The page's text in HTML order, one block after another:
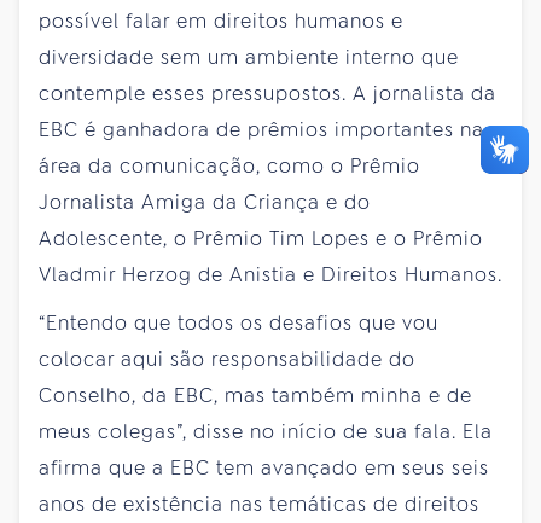
possível falar em direitos humanos e
diversidade sem um ambiente interno que
contemple esses pressupostos. A jornalista da
EBC é ganhadora de prêmios importantes na
área da comunicação, como o Prêmio
Jornalista Amiga da Criança e do
Adolescente, o Prêmio Tim Lopes e o Prêmio
Vladmir Herzog de Anistia e Direitos Humanos.
“Entendo que todos os desafios que vou
colocar aqui são responsabilidade do
Conselho, da EBC, mas também minha e de
meus colegas”, disse no início de sua fala. Ela
afirma que a EBC tem avançado em seus seis
anos de existência nas temáticas de direitos